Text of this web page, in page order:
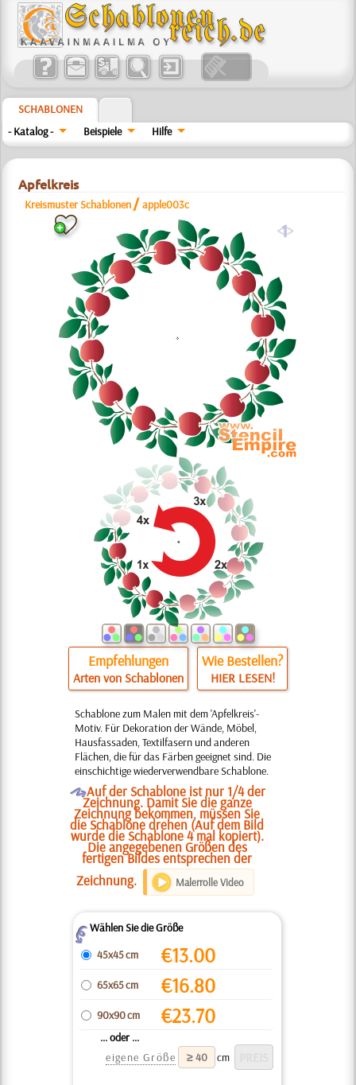
SCHABLONEN
- Katalog -
Beispiele Hilfe
Apfelkreis
Kreismuster Schablonen /apple003c
a
Empfehlungen
Arten von Schablonen
Wie Bestellen?
HIER LESEN!
Schablone zum Malen mit dem 'Apfelkreis'-
Motiv. Für Dekoration der Wände, Möbel,
Hausfassaden, Textilfasern und anderen
Flächen, die für das Färben geeignet sind. Die
einschichtige wiederverwendbare Schablone.
OAuf der Schablone ist nur 1/4 der
Zeichnung. Damit Sie die ganze
Zeichnung bekommen, müssen Sie
die Schablone drehen (Auf dem Bild
wurde die Schablone 4 mal kopiert).
Die angegebenen Größen des
fertigen Bildes entsprechen der
Zeichnung.
Malerrolle Video
ZWählen Sie die Größe
45x45 cm
€13.00
65x65 cm €16.80
90x90 cm €23.70
... oder ...
eigene Größe
cm